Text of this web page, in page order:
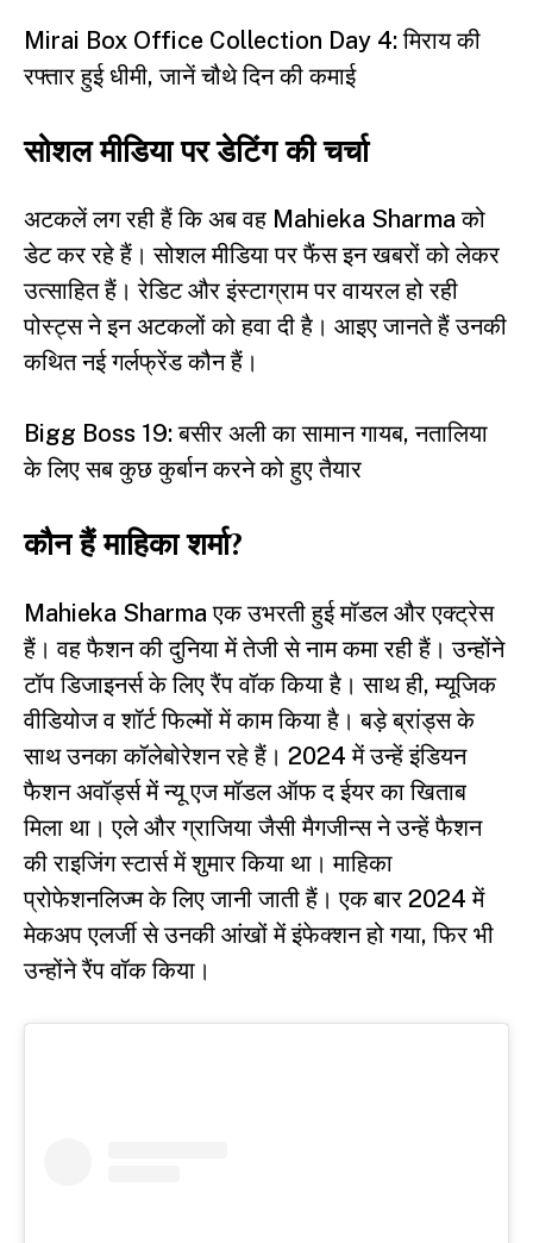
Mirai Box Office Collection Day 4: मिराय की
रफ्तार हुई धीमी, जानें चौथे दिन की कमाई
सोशल मीडिया पर डेटिंग की चर्चा
अटकलें लग रही हैं कि अब वह Mahieka Sharma को
डेट कर रहे हैं। सोशल मीडिया पर फैंस इन खबरों को लेकर
उत्साहित हैं। रेडिट और इंस्टाग्राम पर वायरल हो रही
पोस्ट्स ने इन अटकलों को हवा दी है। आइए जानते हैं उनकी
कथित नई गर्लफ्रेंड कौन हैं।
Bigg Boss 19: बसीर अली का सामान गायब, नतालिया
के लिए सब कुछ कुर्बान करने को हुए तैयार
कौन हैं माहिका शर्मा?
Mahieka Sharma एक उभरती हुई मॉडल और एक्ट्रेस
हैं। वह फैशन की दुनिया में तेजी से नाम कमा रही हैं। उन्होंने
टॉप डिजाइनर्स के लिए रैंप वॉक किया है। साथ ही, म्यूजिक
वीडियोज व शॉर्ट फिल्मों में काम किया है। बड़े ब्रांड्स के
साथ उनका कॉलेबोरेशन रहे हैं। 2024 में उन्हें इंडियन
फैशन अवॉर्ड्स में न्यू एज मॉडल ऑफ द ईयर का खिताब
मिला था। एले और ग्राजिया जैसी मैगजीन्स ने उन्हें फैशन
की राइजिंग स्टार्स में शुमार किया था। माहिका
प्रोफेशनलिज्म के लिए जानी जाती हैं। एक बार 2024 में
मेकअप एलर्जी से उनकी आंखों में इंफेक्शन हो गया, फिर भी
उन्होंने रैंप वॉक किया।